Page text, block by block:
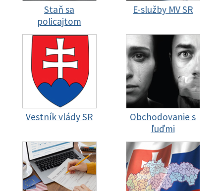
Staň sa
policajtom
E-služby MV SR
Vestník vlády SR
Obchodovanie s
ľuďmi